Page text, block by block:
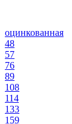
оцинкованная
48
57
76
89
108
114
133
159